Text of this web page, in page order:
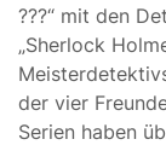
???“ mit den
„Sherlock
der vier
Serien haben